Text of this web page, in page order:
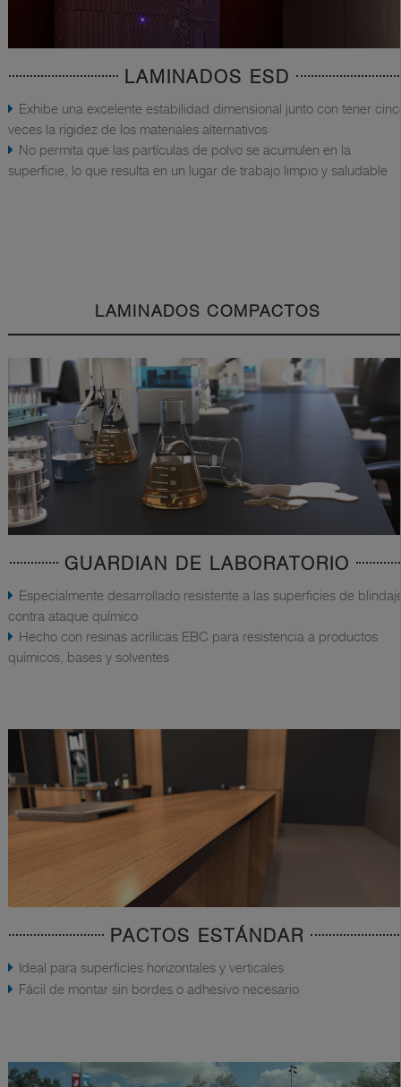
LAMINADOS ESD
Exhibe una excelente estabilidad dimensional junto con tener
veces la rigidez de los materiales alternativos
No permita que las partículas de polvo se acumulen en la
superficie, lo que resulta en un lugar de trabajo limpio y saludable
LAMINADOS COMPACTOS
GUARDIAN DE LABORATORIO
Especialmente desarrollado resistente a las superficies de
contra ataque químico
Hecho con resinas acrílicas EBC para resistencia a productos
químicos, bases y solventes
PACTOS ESTÁNDAR
Ideal para superficies horizontales y verticales
Fácil de montar sin bordes o adhesivo necesario